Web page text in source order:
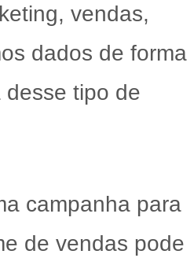
vendas,
dados de forma
tipo de
campanha para
de vendas pode